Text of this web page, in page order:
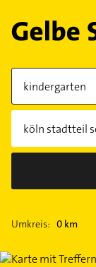
Umkreis: 0 km